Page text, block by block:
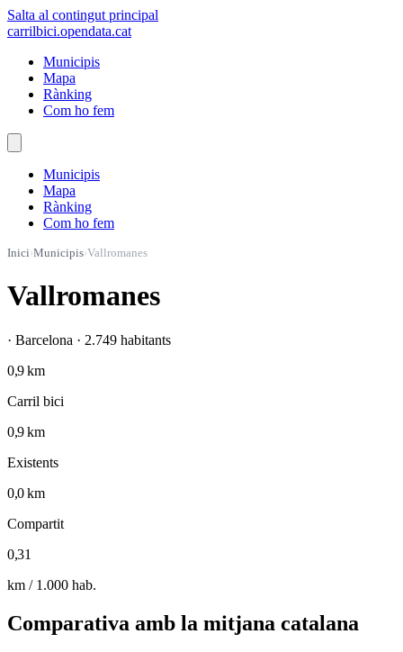
Salta al contingut principal
carrilbici.opendata.cat
Municipis
Mapa
Rànking
Com ho fem
Municipis
Mapa
Rànking
Com ho fem
Inici›Municipis›Vallromanes
Vallromanes
· Barcelona · 2.749 habitants
0,9 km
Carril bici
0,9 km
Existents
0,0 km
Compartit
0,31
km / 1.000 hab.
Comparativa amb la mitjana catalana